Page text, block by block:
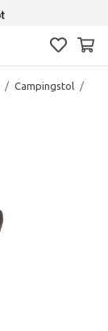
/ Campingstol /